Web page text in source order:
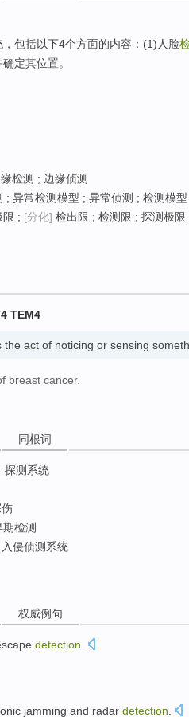
包括以下4个方面的内容：(1)人脸
定其位置。
检测 ; 边缘侦测
; 异常检测模型 ; 异常侦测 ; 检测模型
限 ; [分化] 检出限 ; 检测限 ; 探测极限
TEM4
the act of noticing or sensing
breast cancer.
同根词
探测系统
检测
入侵侦测系统
权威例句
detection
jamming and radar detection